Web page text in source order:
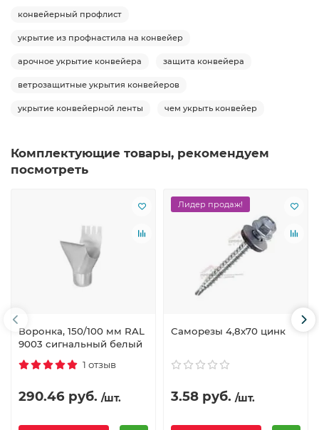
конвейерный профлист
укрытие из профнастила на конвейер
арочное укрытие конвейера защита конвейера
ветрозащитные укрытия конвейеров
укрытие конвейерной ленты чем укрыть конвейер
Комплектующие товары, рекомендуем
посмотреть
Воронка, 150/100 мм RAL
9003 сигнальный белый
1 отзыв
290.46 руб. /шт.
Лидер продаж!
Саморезы 4,8х70 цинк
3.58 руб. /шт.